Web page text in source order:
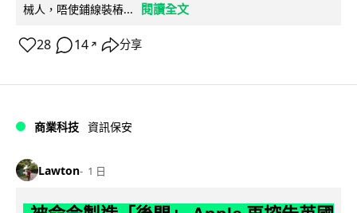
械人，唔使鋪線裝樁...
閱讀全文
28 14 ↗ 分享
商業科技 資訊保安
Lawton 1 日